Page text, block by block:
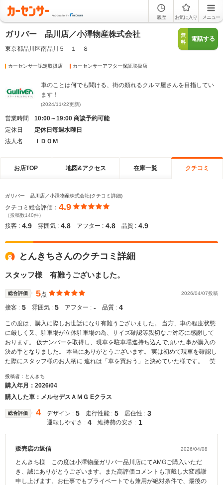
履歴 お気に入り メニュー
ガリバー 品川店／小澤物産株式会社
東京都品川区南品川５－１－８
無
料
電話する
カーセンサー認定取扱店 カーセンサーアフター保証取扱店
車のことは何でも聞ける、街の頼れるクルマ屋さんを目指してい
ます！
(2024/11/22更新)
営業時間
10:00～19:00 商談予約可能
定休日
定休日毎週水曜日
法人名
ＩＤＯＭ
お店TOP 地図&アクセス 在庫一覧 クチコミ
ガリバー 品川店／小澤物産株式会社(クチコミ詳細)
クチコミ総合評価： 4.9
（投稿数140件）
接客 : 4.9 雰囲気 : 4.8 アフター : 4.8 品質 : 4.9
とんきちさんのクチコミ詳細
スタッフ様 有難うございました。
総合評価 5点 2026/04/07投稿
接客 : 5 雰囲気 : 5 アフター : ‐ 品質 : 4
この度は、購入に際しお世話になり有難うございました。 当方、車の程度状態
に厳しく又、駐車場が立体駐車場の為、サイズ確認等親切なご対応に感謝して
おります。 仮ナンバーを取得し、現車を駐車場迄持ち込んで頂いた事が購入の
決め手となりました。 本当にありがとうございます。 実は初めて現車を確認し
た際にスタッフ様のお人柄に 連れは「車を買おう」と決めていた様です。 笑
投稿者：とんきち
購入年月： 2026/04
購入した車：メルセデスＡＭＧ Eクラス
総合評価 4 デザイン : 5 走行性能 : 5 居住性 : 3
運転しやすさ : 4 維持費の安さ : 1
販売店の返信 2026/04/08
とんきち様 この度は小澤物産ガリバー品川店にてAMGご購入いただ
き、誠にありがとうございます。また高評価コメントも頂戴し大変感謝
申し上げます。お仕事でもプライベートでも兼用が絶対条件で、最後の